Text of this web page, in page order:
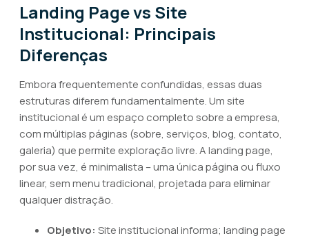
Landing Page vs Site
Institucional: Principais
Diferenças
Embora frequentemente confundidas, essas duas
estruturas diferem fundamentalmente. Um site
institucional é um espaço completo sobre a empresa,
com múltiplas páginas (sobre, serviços, blog, contato,
galeria) que permite exploração livre. A landing page,
por sua vez, é minimalista – uma única página ou fluxo
linear, sem menu tradicional, projetada para eliminar
qualquer distração.
Objetivo: Site institucional informa; landing page